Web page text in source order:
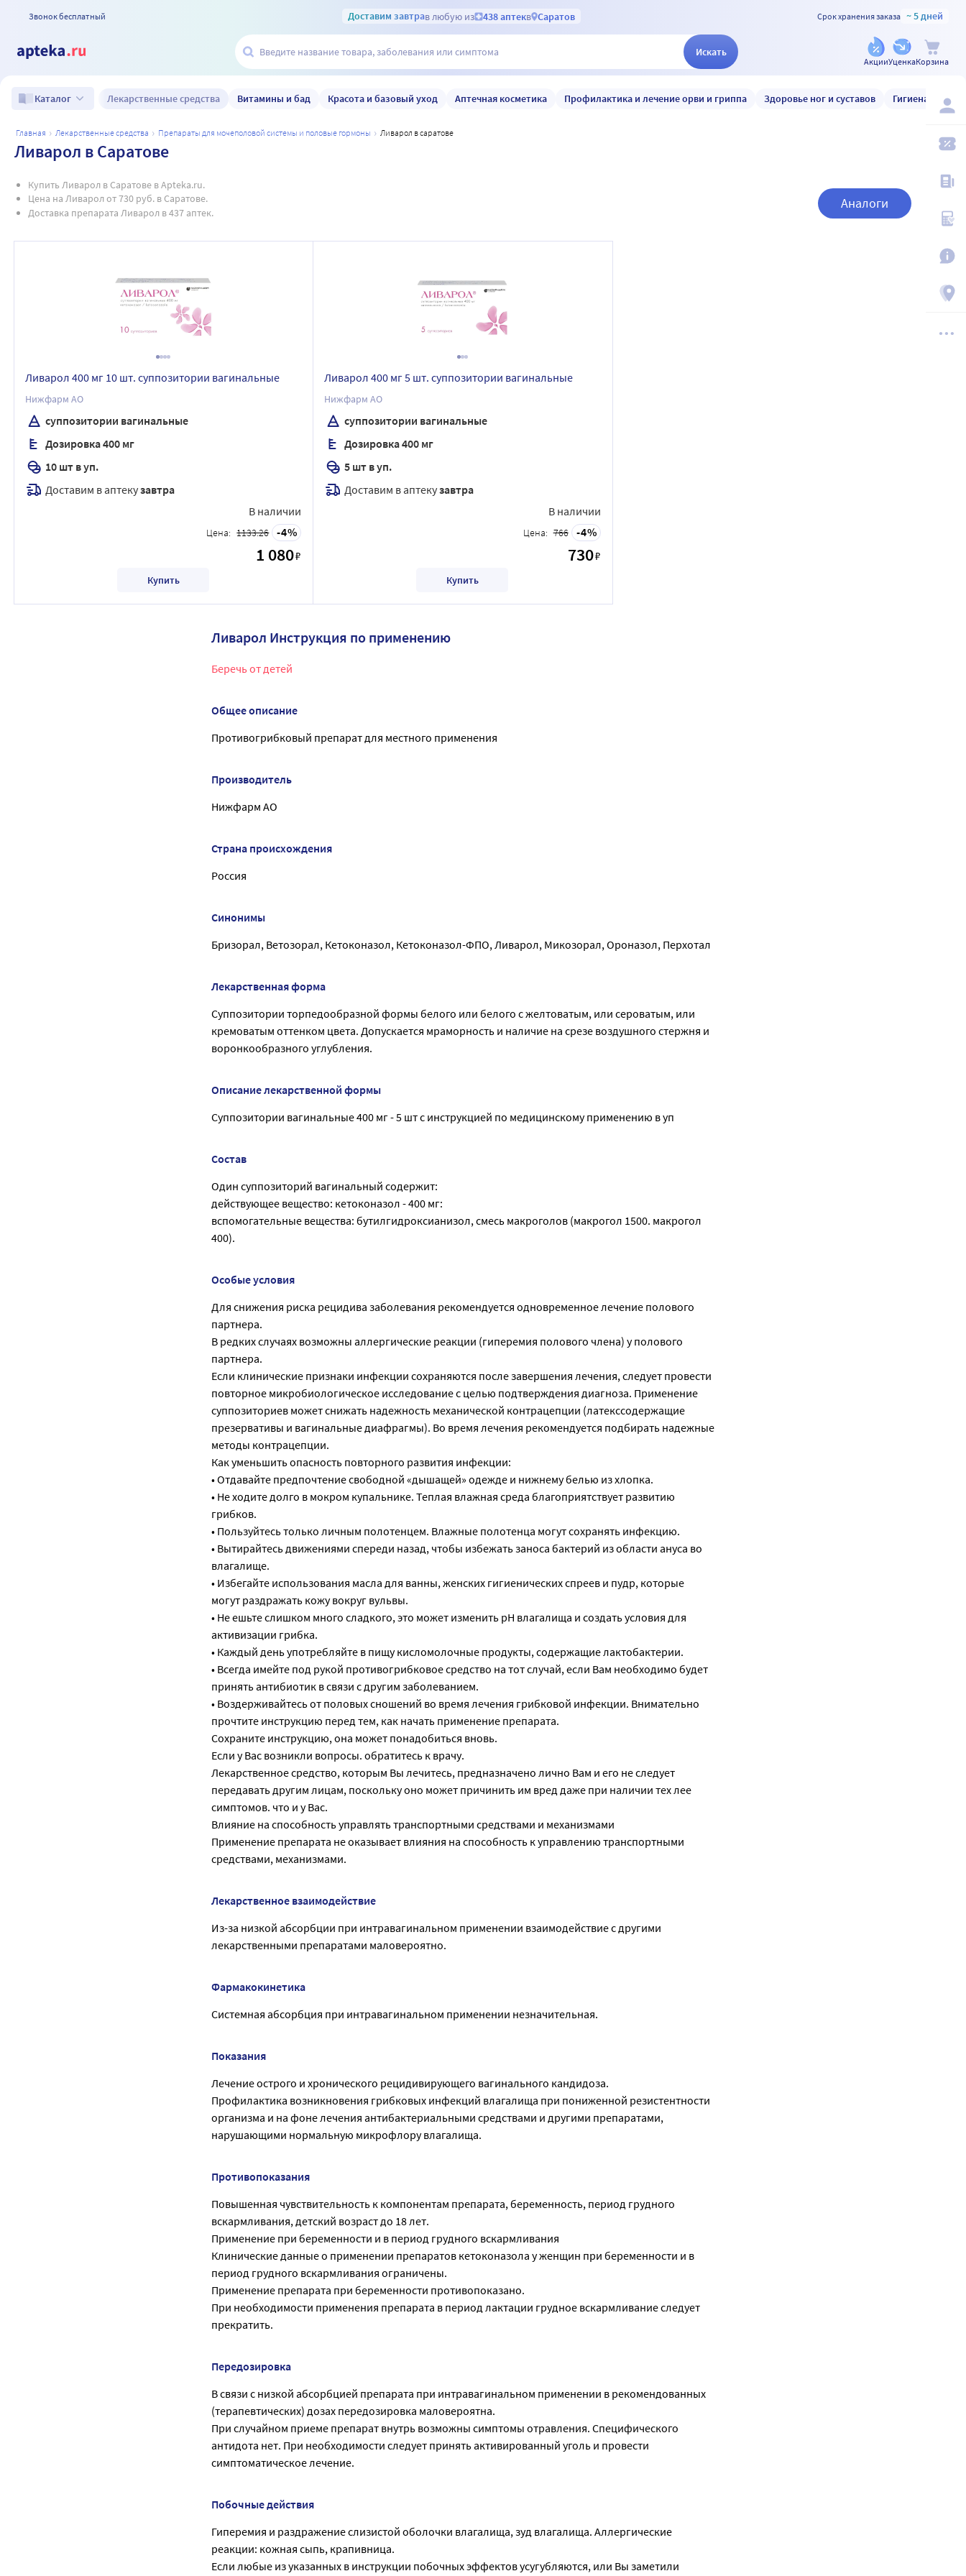
Звонок бесплатный Доставим завтрав любую из 438 аптекв Саратов Срок хранения заказа ~ 5 дней
Искать
АкцииУценкаКорзина
Каталог Лекарственные средства Витамины и бад Красота и базовый уход Аптечная косметика Профилактика и лечение орви и гриппа Здоровье ног и суставов Гигиена и уход
главная лекарственные средства препараты для мочеполовой системы и половые гормоны ливарол в саратове
Ливарол в Саратове
Купить Ливарол в Саратове в Apteka.ru.
Цена на Ливарол от 730 руб. в Саратове.
Доставка препарата Ливарол в 437 аптек.
Аналоги
Ливарол 400 мг 10 шт. суппозитории вагинальные
Нижфарм АО
суппозитории вагинальные
Дозировка 400 мг
10 шт в уп.
Доставим в аптекузавтра
В наличии
Цена: 1133.26 4
1 080₽
Купить
Ливарол 400 мг 5 шт. суппозитории вагинальные
Нижфарм АО
суппозитории вагинальные
Дозировка 400 мг
5 шт в уп.
Доставим в аптекузавтра
В наличии
Цена: 766 4
730₽
Купить
Ливарол Инструкция по применению
Беречь от детей
Общее описание
Противогрибковый препарат для местного применения
Производитель
Нижфарм АО
Страна происхождения
Россия
Синонимы
Бризорал, Ветозорал, Кетоконазол, Кетоконазол-ФПО, Ливарол, Микозорал, Ороназол, Перхотал
Лекарственная форма
Суппозитории торпедообразной формы белого или белого с желтоватым, или сероватым, или
кремоватым оттенком цвета. Допускается мраморность и наличие на срезе воздушного стержня и
воронкообразного углубления.
Описание лекарственной формы
Суппозитории вагинальные 400 мг - 5 шт с инструкцией по медицинскому применению в уп
Состав
Один суппозиторий вагинальный содержит:
действующее вещество: кетоконазол - 400 мг:
вспомогательные вещества: бутилгидроксианизол, смесь макроголов (макрогол 1500. макрогол
400).
Особые условия
Для снижения риска рецидива заболевания рекомендуется одновременное лечение полового
партнера.
В редких случаях возможны аллергические реакции (гиперемия полового члена) у полового
партнера.
Если клинические признаки инфекции сохраняются после завершения лечения, следует провести
повторное микробиологическое исследование с целью подтверждения диагноза. Применение
суппозиториев может снижать надежность механической контрацепции (латекссодержащие
презервативы и вагинальные диафрагмы). Во время лечения рекомендуется подбирать надежные
методы контрацепции.
Как уменьшить опасность повторного развития инфекции:
• Отдавайте предпочтение свободной «дышащей» одежде и нижнему белью из хлопка.
• Не ходите долго в мокром купальнике. Теплая влажная среда благоприятствует развитию
грибков.
• Пользуйтесь только личным полотенцем. Влажные полотенца могут сохранять инфекцию.
• Вытирайтесь движениями спереди назад, чтобы избежать заноса бактерий из области ануса во
влагалище.
• Избегайте использования масла для ванны, женских гигиенических спреев и пудр, которые
могут раздражать кожу вокруг вульвы.
• Не ешьте слишком много сладкого, это может изменить pH влагалища и создать условия для
активизации грибка.
• Каждый день употребляйте в пищу кисломолочные продукты, содержащие лактобактерии.
• Всегда имейте под рукой противогрибковое средство на тот случай, если Вам необходимо будет
принять антибиотик в связи с другим заболеванием.
• Воздерживайтесь от половых сношений во время лечения грибковой инфекции. Внимательно
прочтите инструкцию перед тем, как начать применение препарата.
Сохраните инструкцию, она может понадобиться вновь.
Если у Вас возникли вопросы. обратитесь к врачу.
Лекарственное средство, которым Вы лечитесь, предназначено лично Вам и его не следует
передавать другим лицам, поскольку оно может причинить им вред даже при наличии тех лее
симптомов. что и у Вас.
Влияние на способность управлять транспортными средствами и механизмами
Применение препарата не оказывает влияния на способность к управлению транспортными
средствами, механизмами.
Лекарственное взаимодействие
Из-за низкой абсорбции при интравагинальном применении взаимодействие с другими
лекарственными препаратами маловероятно.
Фармакокинетика
Системная абсорбция при интравагинальном применении незначительная.
Показания
Лечение острого и хронического рецидивирующего вагинального кандидоза.
Профилактика возникновения грибковых инфекций влагалища при пониженной резистентности
организма и на фоне лечения антибактериальными средствами и другими препаратами,
нарушающими нормальную микрофлору влагалища.
Противопоказания
Повышенная чувствительность к компонентам препарата, беременность, период грудного
вскармливания, детский возраст до 18 лет.
Применение при беременности и в период грудного вскармливания
Клинические данные о применении препаратов кетоконазола у женщин при беременности и в
период грудного вскармливания ограничены.
Применение препарата при беременности противопоказано.
При необходимости применения препарата в период лактации грудное вскармливание следует
прекратить.
Передозировка
В связи с низкой абсорбцией препарата при интравагинальном применении в рекомендованных
(терапевтических) дозах передозировка маловероятна.
При случайном приеме препарат внутрь возможны симптомы отравления. Специфического
антидота нет. При необходимости следует принять активированный уголь и провести
симптоматическое лечение.
Побочные действия
Гиперемия и раздражение слизистой оболочки влагалища, зуд влагалища. Аллергические
реакции: кожная сыпь, крапивница.
Если любые из указанных в инструкции побочных эффектов усугубляются, или Вы заметили